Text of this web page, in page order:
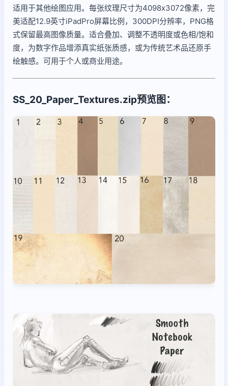
适用于其他绘图应用。每张纹理尺寸为4098x3072像素，完
美适配12.9英寸iPadPro屏幕比例，300DPI分辨率，PNG格
式保留最高图像质量。适合叠加、调整不透明度或色相/饱和
度，为数字作品增添真实纸张质感，或为传统艺术品还原手
绘触感。可用于个人或商业用途。
SS_20_Paper_Textures.zip预览图：